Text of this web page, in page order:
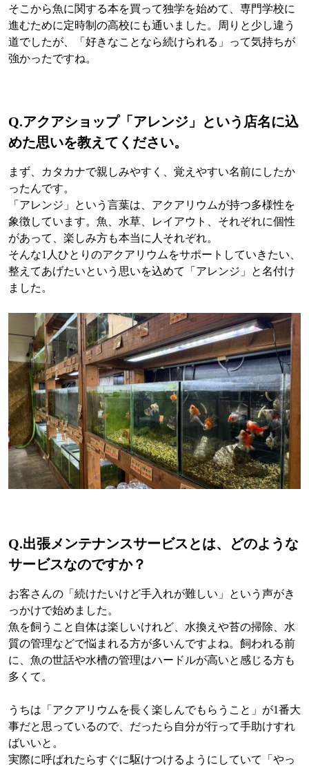
そこから魚に関する本を買って独学を始めて、専門学校に
進むために定時制の高校にも通いました。周りと少し違う
道でしたが、「好きなことなら続けられる」って気持ちが
強かったですね。
Q.アクアショップ「アレンジ」という店名に込
めた思いを教えてください。
まず、カタカナで親しみやすく、覚えやすい名前にしたか
ったんです。
「アレンジ」という言葉は、アクアリウムが持つ多様性を
象徴しています。魚、水草、レイアウト、それぞれに個性
があって、楽しみ方も本当に人それぞれ。
そんな1人ひとりのアクアリウムをサポートしていきたい、
整えてあげたいという思いを込めて「アレンジ」と名付け
ました。
Q.出張メンテナンスサービスとは、どのような
サービスなのですか？
お客さんの「続けたいけど手入れが難しい」という声がき
っかけで始めました。
魚を飼うこと自体は楽しいけれど、水換えや苔の掃除、水
質の管理などで悩まれる方が多いんですよね。飼われる前
に、魚の世話や水槽の管理はハードルが高いと感じる方も
多くて。
うちは「アクアリウムを長く楽しんでもらうこと」が1番大
事だと思っているので、だったら自分が行って手助けすれ
ばいいと。
実際に呼ばれたらすぐに駆けつけるようにしていて「やっ